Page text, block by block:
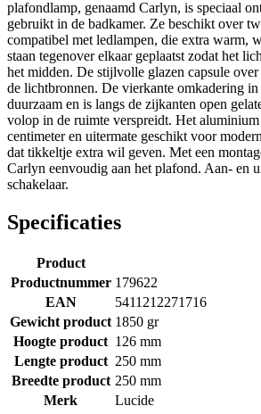
plafondlamp, genaamd Carlyn, is speciaal
gebruikt in de badkamer. Ze beschikt over
compatibel met ledlampen, die extra warm,
staan tegenover elkaar geplaatst zodat het
het midden. De stijlvolle glazen capsule over
de lichtbronnen. De vierkante omkadering
duurzaam en is langs de zijkanten open
volop in de ruimte verspreidt. Het
centimeter en uitermate geschikt voor
dat tikkeltje extra wil geven. Met een
Carlyn eenvoudig aan het plafond. Aan- en
schakelaar.
Specificaties
Product
Productnummer 179622
EAN
5411212271716
Gewicht product 1850 gr
Hoogte product 126 mm
Lengte product 250 mm
Breedte product 250 mm
Merk
Lucide